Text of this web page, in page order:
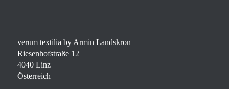
verum textilia by Armin Landskron
Riesenhofstraße 12
4040 Linz
Österreich